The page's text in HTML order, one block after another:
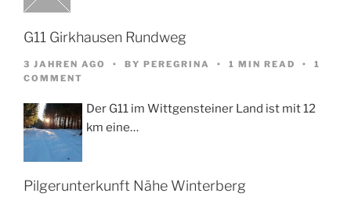
G11 Girkhausen Rundweg
3 JAHREN AGO BY PEREGRINA 1 MIN READ
1
COMMENT
Der G11 im Wittgensteiner Land ist mit 12
km eine…
Pilgerunterkunft Nähe Winterberg